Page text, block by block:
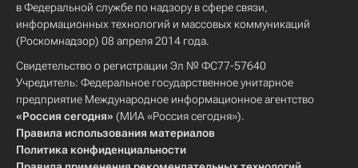
в Федеральной службе по надзору в сфере связи,
информационных технологий и массовых коммуникаций
(Роскомнадзор) 08 апреля 2014 года.
Свидетельство о регистрации Эл № ФС77-57640
Учредитель: Федеральное государственное унитарное
предприятие Международное информационное агентство
«Россия сегодня» (МИА «Россия сегодня»).
Правила использования материалов
Политика конфиденциальности